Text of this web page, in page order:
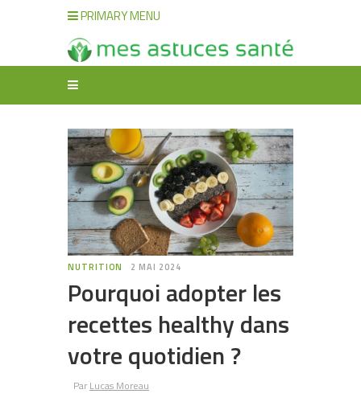
PRIMARY MENU
NUTRITION 2 MAI 2024
Pourquoi adopter les
recettes healthy dans
votre quotidien ?
Par Lucas Moreau